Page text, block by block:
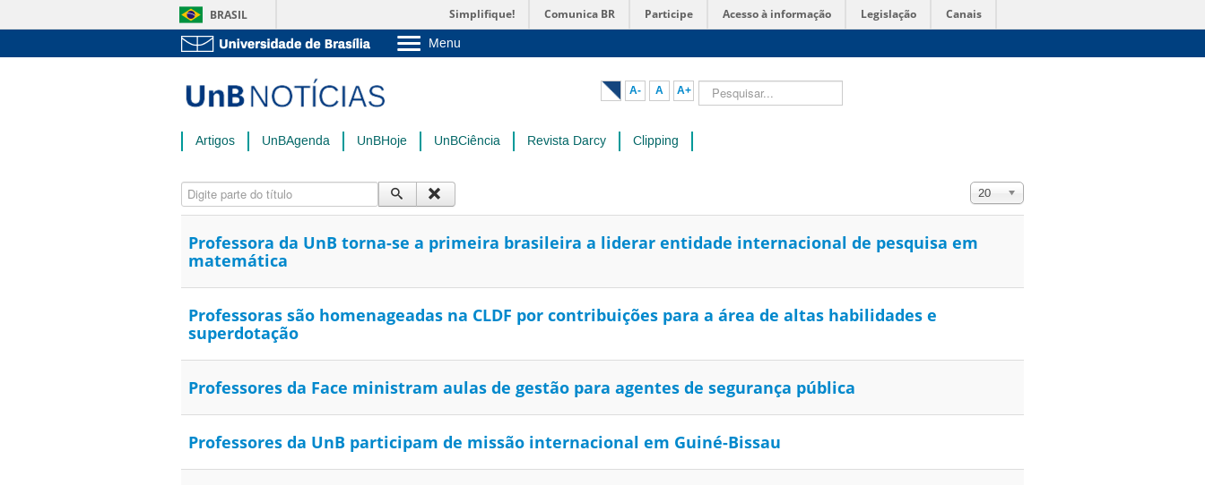
BRASIL Simplifique! Comunica BR Participe Acesso à informação Legislação Canais
Menu
Pós-Graduação
Administração
A- A A+ Pesquisar...
Artigos UnBAgenda UnBHoje UnBCiência Revista Darcy Clipping
Digite parte do título Exibir #
20
Professora da UnB torna-se a primeira brasileira a liderar entidade internacional de pesquisa em
matemática
Professoras são homenageadas na CLDF por contribuições para a área de altas habilidades e
superdotação
Professores da Face ministram aulas de gestão para agentes de segurança pública
Professores da UnB participam de missão internacional em Guiné-Bissau